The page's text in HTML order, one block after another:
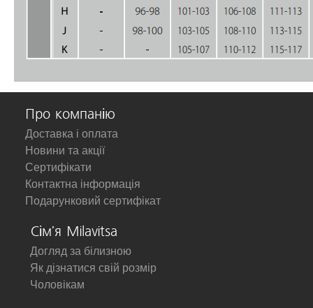
Про компанію
Доставка і оплата
Новини та акції
Сертифікати
Контактна інформація
Подарунковий сертифікат
Сім'я Milavitsa
Догляд за білизною
Як дізнатися свій розмір
Чоловікам